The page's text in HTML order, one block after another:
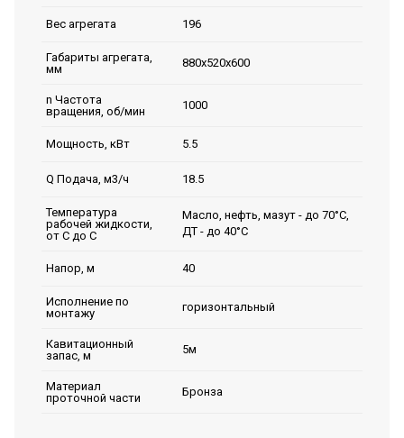
Вес агрегата 196
Габариты агрегата,
мм
880х520х600
n Частота
вращения, об/мин
1000
Мощность, кВт 5.5
Q Подача, м3/ч 18.5
Температура
рабочей жидкости,
от С до С
Масло, нефть, мазут - до 70°С,
ДТ - до 40°С
Напор, м 40
Исполнение по
монтажу
горизонтальный
Кавитационный
запас, м
5м
Материал
проточной части
Бронза